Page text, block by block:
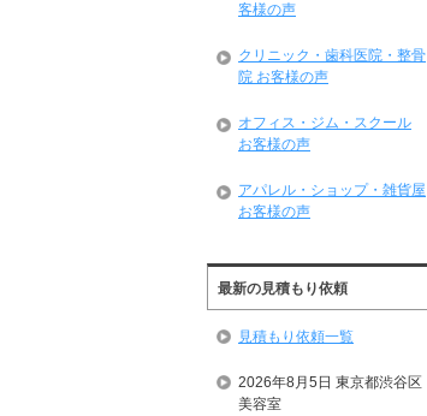
客様の声
クリニック・歯科医院・整骨
院 お客様の声
オフィス・ジム・スクール
お客様の声
アパレル・ショップ・雑貨屋
お客様の声
最新の見積もり依頼
見積もり依頼一覧
2026年8月5日 東京都渋谷区
美容室